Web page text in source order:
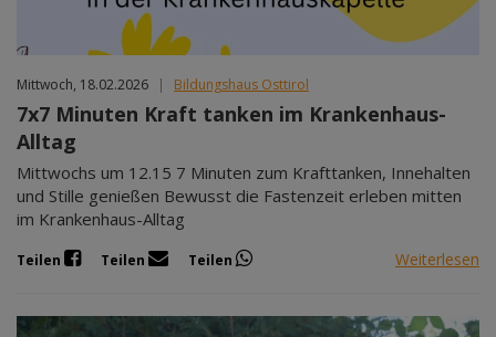
Mittwoch, 18.02.2026 | Bildungshaus Osttirol
7x7 Minuten Kraft tanken im Krankenhaus-
Alltag
Mittwochs um 12.15 7 Minuten zum Krafttanken, Innehalten
und Stille genießen Bewusst die Fastenzeit erleben mitten
im Krankenhaus-Alltag
Teilen Teilen Teilen Weiterlesen